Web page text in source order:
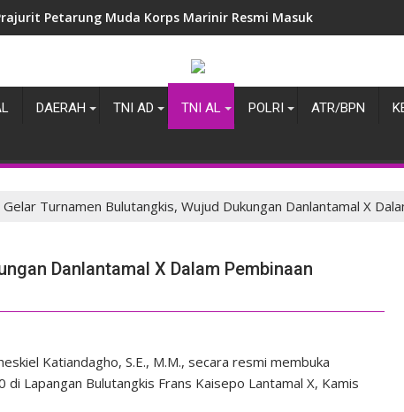
5 Baluran Melepas Salah Satu Perwira
DAERAH TNI AD TNI AL POLRI ATR/BPN
Gelar Turnamen Bulutangkis, Wujud Dukungan Danlantamal X
Danlantamal X Dalam Pembinaan
Katiandagho, S.E., M.M., secara resmi membuka
Lapangan Bulutangkis Frans Kaisepo Lantamal X, Kamis